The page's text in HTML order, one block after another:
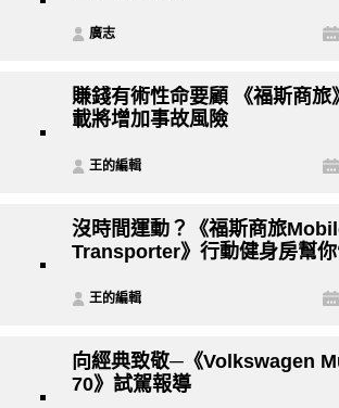
廣志
賺錢有術性命要顧 《福斯商旅
載將增加事故風險
王的編輯
沒時間運動？《福斯商旅
Transporter》行動健身房幫
王的編輯
向經典致敬─《Volkswagen
70》試駕報導